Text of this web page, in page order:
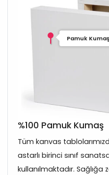
Pamuk Kumaş
%100 Pamuk Kumaş
Tüm kanvas
astarlı birinci sınıf
kullanılmaktadır. Sağlığa